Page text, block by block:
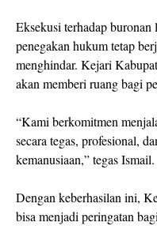
Eksekusi terhadap
penegakan hukum tetap
menghindar. Kejari
akan memberi ruang bagi
“Kami berkomitmen
secara tegas, profesional,
kemanusiaan,” tegas Ismail.
Dengan keberhasilan ini,
bisa menjadi peringatan